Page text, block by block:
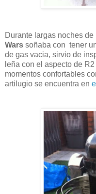
Durante largas noches
Wars soñaba con tener
de gas vacia, sirvio de
leña con el aspecto de
momentos confortables
artilugio se encuentra en